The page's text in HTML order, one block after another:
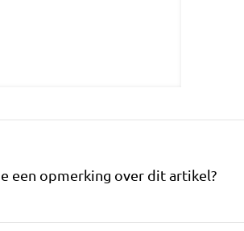
een opmerking over dit artikel?